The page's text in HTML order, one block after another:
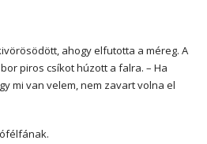
ahogy elfutotta a méreg. A
piros csíkot húzott a falra. – Ha
mi van velem, nem zavart volna el